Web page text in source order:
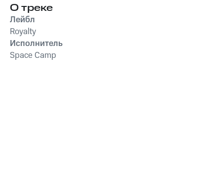
О треке
Лейбл
Royalty
Исполнитель
Space Camp